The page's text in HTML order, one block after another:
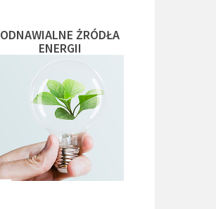
ODNAWIALNE ŻRÓDŁA
ENERGII